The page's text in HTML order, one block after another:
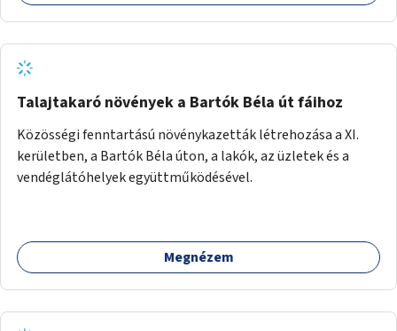
Talajtakaró növények a Bartók Béla út fáihoz
Közösségi fenntartású növénykazetták létrehozása a XI.
kerületben, a Bartók Béla úton, a lakók, az üzletek és a
vendéglátóhelyek együttműködésével.
Megnézem